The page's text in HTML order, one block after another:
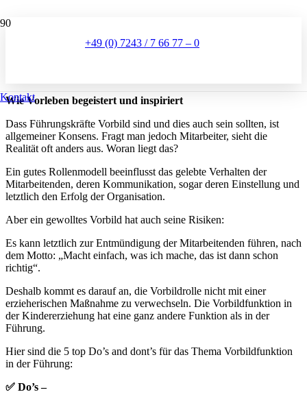
+49 (0) 7243 / 7 66 77 – 0
Kontakt
Vorbild Führungskraft
Wie Vorleben begeistert und inspiriert
Dass Führungskräfte Vorbild sind und dies auch sein sollten, ist
allgemeiner Konsens. Fragt man jedoch Mitarbeiter, sieht die
Realität oft anders aus. Woran liegt das?
Ein gutes Rollenmodell beeinflusst das gelebte Verhalten der
Mitarbeitenden, deren Kommunikation, sogar deren Einstellung und
letztlich den Erfolg der Organisation.
Aber ein gewolltes Vorbild hat auch seine Risiken:
Es kann letztlich zur Entmündigung der Mitarbeitenden führen, nach
dem Motto: „Macht einfach, was ich mache, das ist dann schon
richtig“.
Deshalb kommt es darauf an, die Vorbildrolle nicht mit einer
erzieherischen Maßnahme zu verwechseln. Die Vorbildfunktion in
der Kindererziehung hat eine ganz andere Funktion als in der
Führung.
Hier sind die 5 top Do’s and dont’s für das Thema Vorbildfunktion
in der Führung:
✅ Do’s –